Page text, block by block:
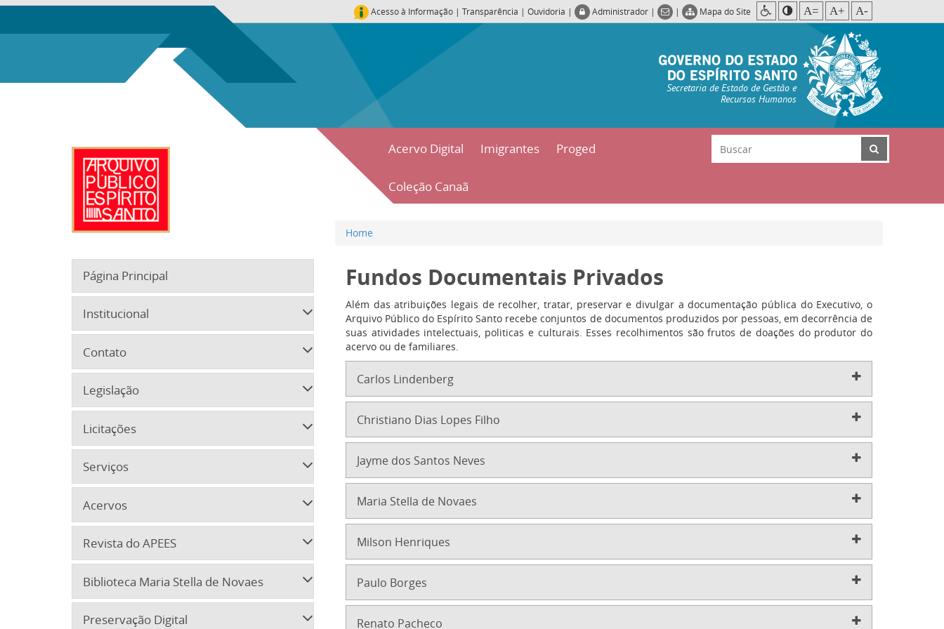
Acesso à Informação | Transparência | Ouvidoria | Administrador | | Mapa do Site A= A+ A-
Secretaria de Estado de Gestão e
Recursos Humanos
Acervo Digital Imigrantes Proged
Coleção Canaã
Página Principal
Institucional
Contato
Legislação
Licitações
Serviços
Acervos
Revista do APEES
Biblioteca Maria Stella de Novaes
Preservação Digital
Home
Fundos Documentais Privados
Além das atribuições legais de recolher, tratar, preservar e divulgar a documentação pública do Executivo, o
Arquivo Público do Espírito Santo recebe conjuntos de documentos produzidos por pessoas, em decorrência de
suas atividades intelectuais, politicas e culturais. Esses recolhimentos são frutos de doações do produtor do
acervo ou de familiares.
Carlos Lindenberg
Christiano Dias Lopes Filho
Jayme dos Santos Neves
Maria Stella de Novaes
Milson Henriques
Paulo Borges
Renato Pacheco